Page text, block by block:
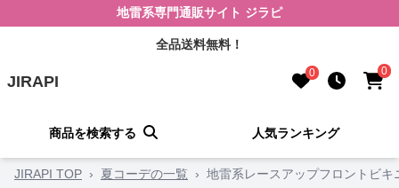
地雷系専門通販サイト ジラピ
全品送料無料！
JIRAPI 0 0
商品を検索する 人気ランキング
JIRAPI TOP › 夏コーデの一覧 › 地雷系レースアップフロントビキ